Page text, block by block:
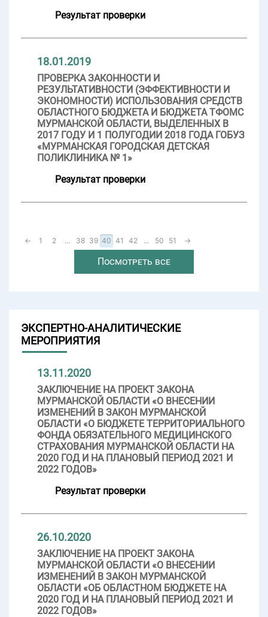
Результат проверки
18.01.2019
ПРОВЕРКА ЗАКОННОСТИ И
РЕЗУЛЬТАТИВНОСТИ (ЭФФЕКТИВНОСТИ И
ЭКОНОМНОСТИ) ИСПОЛЬЗОВАНИЯ СРЕДСТВ
ОБЛАСТНОГО БЮДЖЕТА И БЮДЖЕТА ТФОМС
МУРМАНСКОЙ ОБЛАСТИ, ВЫДЕЛЕННЫХ В
2017 ГОДУ И 1 ПОЛУГОДИИ 2018 ГОДА ГОБУЗ
«МУРМАНСКАЯ ГОРОДСКАЯ ДЕТСКАЯ
ПОЛИКЛИНИКА № 1»
Результат проверки
← 1 2 ... 38 39 40 41 42 ... 50 51 →
Посмотреть все
ЭКСПЕРТНО-АНАЛИТИЧЕСКИЕ
МЕРОПРИЯТИЯ
13.11.2020
ЗАКЛЮЧЕНИЕ НА ПРОЕКТ ЗАКОНА
МУРМАНСКОЙ ОБЛАСТИ «О ВНЕСЕНИИ
ИЗМЕНЕНИЙ В ЗАКОН МУРМАНСКОЙ
ОБЛАСТИ «О БЮДЖЕТЕ ТЕРРИТОРИАЛЬНОГО
ФОНДА ОБЯЗАТЕЛЬНОГО МЕДИЦИНСКОГО
СТРАХОВАНИЯ МУРМАНСКОЙ ОБЛАСТИ НА
2020 ГОД И НА ПЛАНОВЫЙ ПЕРИОД 2021 И
2022 ГОДОВ»
Результат проверки
26.10.2020
ЗАКЛЮЧЕНИЕ НА ПРОЕКТ ЗАКОНА
МУРМАНСКОЙ ОБЛАСТИ «О ВНЕСЕНИИ
ИЗМЕНЕНИЙ В ЗАКОН МУРМАНСКОЙ
ОБЛАСТИ «ОБ ОБЛАСТНОМ БЮДЖЕТЕ НА
2020 ГОД И НА ПЛАНОВЫЙ ПЕРИОД 2021 И
2022 ГОДОВ»